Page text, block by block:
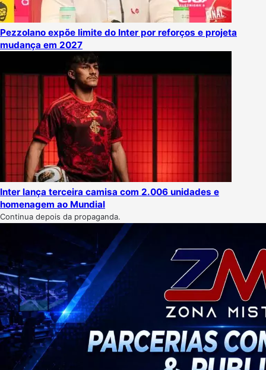
Pezzolano expõe limite do Inter por reforços e projeta
mudança em 2027
Inter lança terceira camisa com 2.006 unidades e
homenagem ao Mundial
Continua depois da propaganda.